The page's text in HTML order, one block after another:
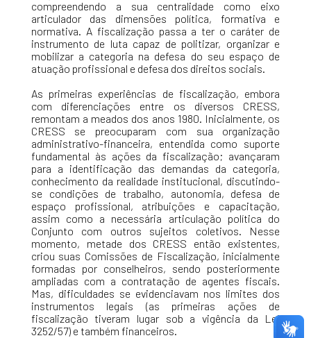
compreendendo a sua centralidade como eixo
articulador das dimensões política, formativa e
normativa. A fiscalização passa a ter o caráter de
instrumento de luta capaz de politizar, organizar e
mobilizar a categoria na defesa do seu espaço de
atuação profissional e defesa dos direitos sociais.
As primeiras experiências de fiscalização, embora
com diferenciações entre os diversos CRESS,
remontam a meados dos anos 1980. Inicialmente, os
CRESS se preocuparam com sua organização
administrativo-financeira, entendida como suporte
fundamental às ações da fiscalização; avançaram
para a identificação das demandas da categoria,
conhecimento da realidade institucional, discutindo-
se condições de trabalho, autonomia, defesa de
espaço profissional, atribuições e capacitação,
assim como a necessária articulação política do
Conjunto com outros sujeitos coletivos. Nesse
momento, metade dos CRESS então existentes,
criou suas Comissões de Fiscalização, inicialmente
formadas por conselheiros, sendo posteriormente
ampliadas com a contratação de agentes fiscais.
Mas, dificuldades se evidenciavam nos limites dos
instrumentos legais (as primeiras ações de
fiscalização tiveram lugar sob a vigência da Lei
3252/57) e também financeiros.